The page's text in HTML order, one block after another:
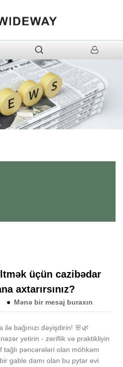
üçün cazibədar
axtarırsınız?
● Mənə bir mesaj buraxın
bağınızı dəyişdirin! 🌸🌿
yetirin - zəriflik və praktikliyin
tağlı pəncərələri olan möhkəm
gable damı olan bu pytar evi